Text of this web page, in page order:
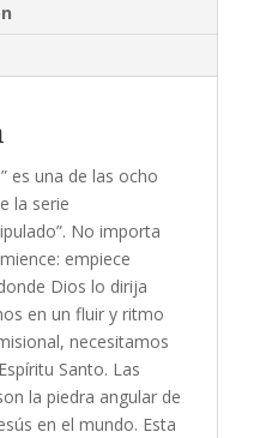
es una de las ocho
la serie
No importa
empiece
Dios lo dirija
en un fluir y ritmo
necesitamos
Santo. Las
la piedra angular de
en el mundo. Esta